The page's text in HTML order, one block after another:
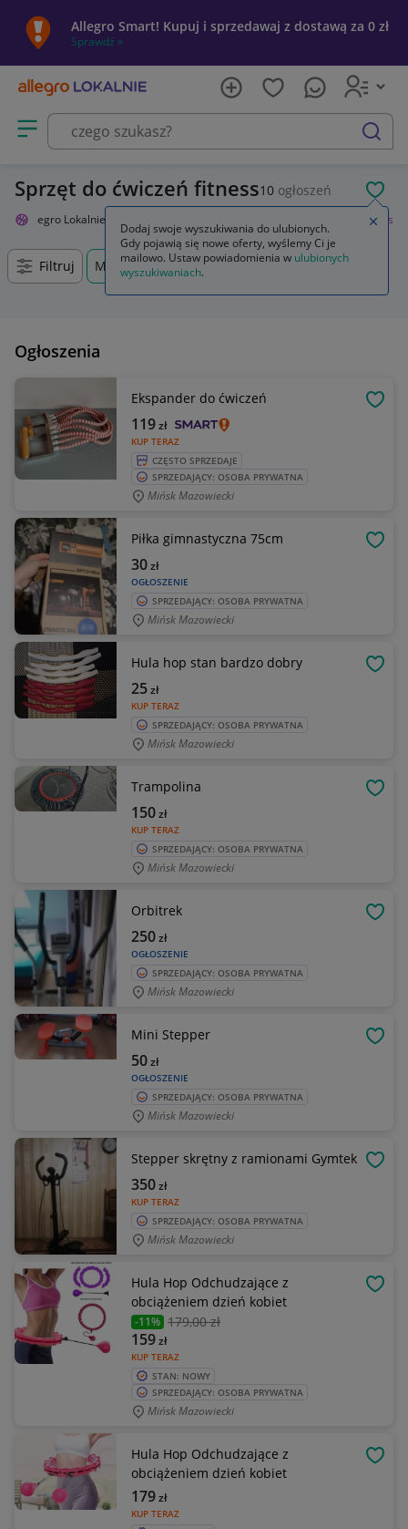
Allegro Smart! Kupuj i sprzedawaj z dostawą za 0 zł
Sprawdź »
Otwórz menu z kategoriami
szukaj
Sprzęt do ćwiczeń fitness10 ogłoszeń
Allegro Lokalnie Trening fitness
Filtruj Mińsk Mazowiecki, Mazowieckie, +0 km
Ogłoszenia
Ekspander do ćwiczeń
KUP TERAZ
119zł
CZĘSTO SPRZEDAJE
SPRZEDAJĄCY: OSOBA PRYWATNA
Mińsk Mazowiecki
Piłka gimnastyczna 75cm
OGŁOSZENIE
30zł
SPRZEDAJĄCY: OSOBA PRYWATNA
Mińsk Mazowiecki
Hula hop stan bardzo dobry
KUP TERAZ
25zł
SPRZEDAJĄCY: OSOBA PRYWATNA
Mińsk Mazowiecki
Trampolina
KUP TERAZ
150zł
SPRZEDAJĄCY: OSOBA PRYWATNA
Mińsk Mazowiecki
Orbitrek
OGŁOSZENIE
250zł
SPRZEDAJĄCY: OSOBA PRYWATNA
Mińsk Mazowiecki
Mini Stepper
OGŁOSZENIE
50zł
SPRZEDAJĄCY: OSOBA PRYWATNA
Mińsk Mazowiecki
Stepper skrętny z ramionami Gymtek
KUP TERAZ
350zł
SPRZEDAJĄCY: OSOBA PRYWATNA
Mińsk Mazowiecki
Hula Hop Odchudzające z
obciążeniem dzień kobiet
-11% 179,00 zł
KUP TERAZ
159zł
STAN: NOWY
SPRZEDAJĄCY: OSOBA PRYWATNA
Mińsk Mazowiecki
Hula Hop Odchudzające z
obciążeniem dzień kobiet
KUP TERAZ
179zł
Dodaj swoje wyszukiwania do ulubionych.
Gdy pojawią się nowe oferty, wyślemy Ci je
mailowo. Ustaw powiadomienia w ulubionych
wyszukiwaniach.